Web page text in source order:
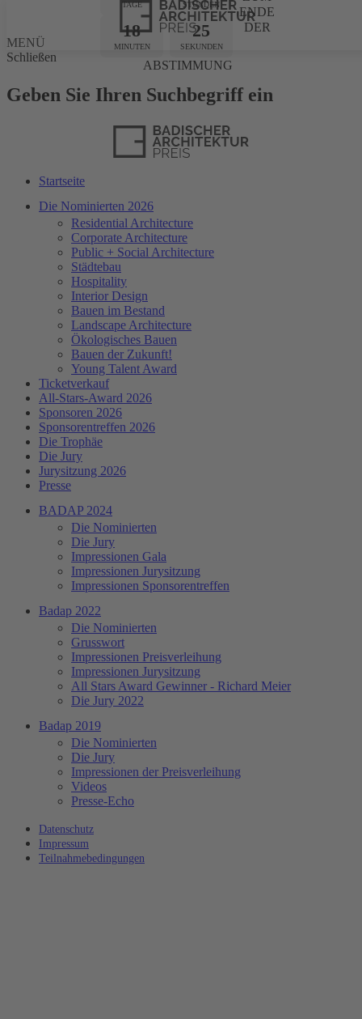
TAGE STUNDEN
18
MINUTEN
25
SEKUNDEN
ENDE
DER
ABSTIMMUNG
MENÜ
Schließen
Geben Sie Ihren Suchbegriff ein
Startseite
Die Nominierten 2026
Residential Architecture
Corporate Architecture
Public + Social Architecture
Städtebau
Hospitality
Interior Design
Bauen im Bestand
Landscape Architecture
Ökologisches Bauen
Bauen der Zukunft!
Young Talent Award
Ticketverkauf
All-Stars-Award 2026
Sponsoren 2026
Sponsorentreffen 2026
Die Trophäe
Die Jury
Jurysitzung 2026
Presse
BADAP 2024
Die Nominierten
Die Jury
Impressionen Gala
Impressionen Jurysitzung
Impressionen Sponsorentreffen
Badap 2022
Die Nominierten
Grusswort
Impressionen Preisverleihung
Impressionen Jurysitzung
All Stars Award Gewinner - Richard Meier
Die Jury 2022
Badap 2019
Die Nominierten
Die Jury
Impressionen der Preisverleihung
Videos
Presse-Echo
Datenschutz
Impressum
Teilnahmebedingungen